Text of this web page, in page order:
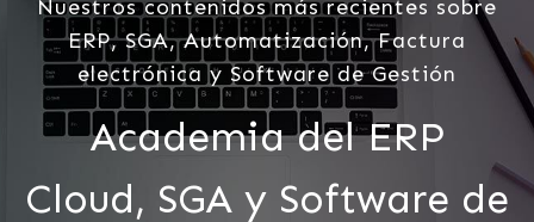
Nuestros contenidos más recientes sobre
ERP, SGA, Automatización, Factura
electrónica y Software de Gestión
Academia del ERP
Cloud, SGA y Software de